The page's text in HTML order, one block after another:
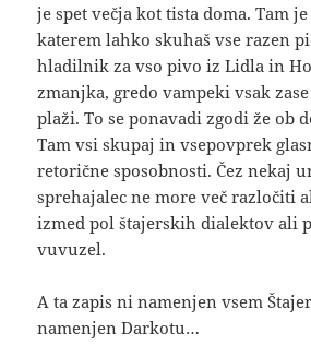
je spet večja kot tista doma. Tam
katerem lahko skuhaš vse razen
hladilnik za vso pivo iz Lidla in
zmanjka, gredo vampeki vsak
plaži. To se ponavadi zgodi že ob
Tam vsi skupaj in vsepovprek
retorične sposobnosti. Čez nekaj
sprehajalec ne more več razločiti
izmed pol štajerskih dialektov ali
vuvuzel.
A ta zapis ni namenjen vsem
namenjen Darkotu…